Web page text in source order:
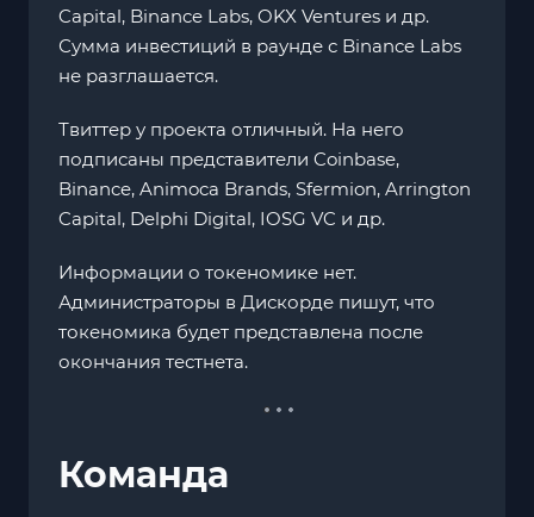
Capital, Binance Labs, OKX Ventures и др.
Сумма инвестиций в раунде с Binance Labs
не разглашается.
Твиттер у проекта отличный. На него
подписаны представители Coinbase,
Binance, Animoca Brands, Sfermion, Arrington
Capital, Delphi Digital, IOSG VC и др.
Информации о токеномике нет.
Администраторы в Дискорде пишут, что
токеномика будет представлена после
окончания тестнета.
Команда